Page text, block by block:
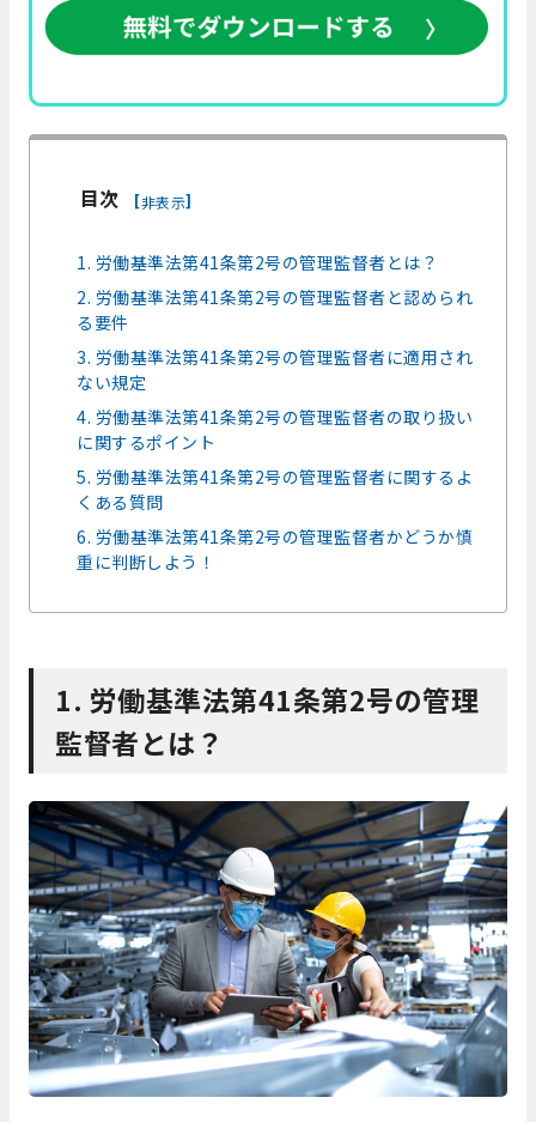
目次 [非表示]
1. 労働基準法第41条第2号の管理監督者とは？
2. 労働基準法第41条第2号の管理監督者と認められ
る要件
3. 労働基準法第41条第2号の管理監督者に適用され
ない規定
4. 労働基準法第41条第2号の管理監督者の取り扱い
に関するポイント
5. 労働基準法第41条第2号の管理監督者に関するよ
くある質問
6. 労働基準法第41条第2号の管理監督者かどうか慎
重に判断しよう！
1. 労働基準法第41条第2号の管理
監督者とは？